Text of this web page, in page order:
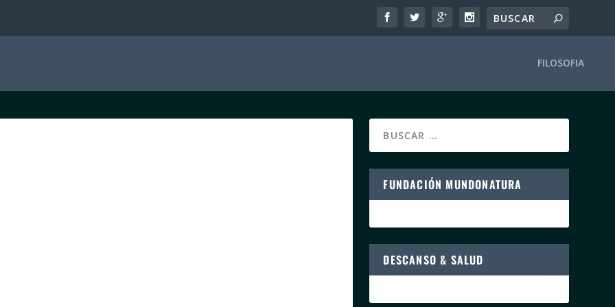
FILOSOFIA
FUNDACIÓN MUNDONATURA
DESCANSO & SALUD